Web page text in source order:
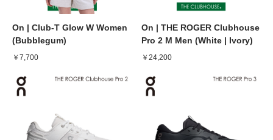
On | Club-T Glow W Women
(Bubblegum)
￥7,700
On | THE ROGER Clubhouse
Pro 2 M Men (White | Ivory)
￥24,200